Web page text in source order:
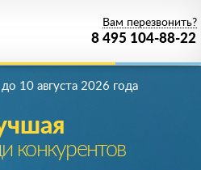
8 495 104-88-22
Вам перезвонить?
конкурентов
до 10 августа 2026 года